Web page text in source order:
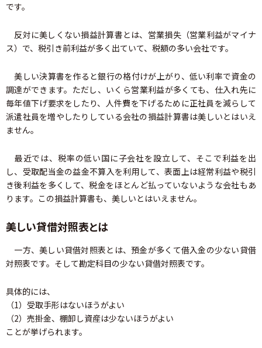
です。
反対に美しくない損益計算書とは、営業損失（営業利益がマイナ
ス）で、税引き前利益が多く出ていて、税額の多い会社です。
美しい決算書を作ると銀行の格付けが上がり、低い利率で資金の
調達ができます。ただし、いくら営業利益が多くても、仕入れ先に
毎年値下げ要求をしたり、人件費を下げるために正社員を減らして
派遣社員を増やしたりしている会社の損益計算書は美しいとはいえ
ません。
最近では、税率の低い国に子会社を設立して、そこで利益を出
し、受取配当金の益金不算入を利用して、表面上は経常利益や税引
き後利益を多くして、税金をほとんど払っていないような会社もあ
ります。この損益計算書も、美しいとはいえません。
美しい貸借対照表とは
一方、美しい貸借対照表とは、預金が多くて借入金の少ない貸借
対照表です。そして勘定科目の少ない貸借対照表です。
具体的には、
（1）受取手形はないほうがよい
（2）売掛金、棚卸し資産は少ないほうがよい
ことが挙げられます。